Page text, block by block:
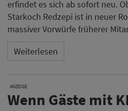
erfindet es sich ab sofort neu.
Starkoch Redzepi ist in neuer
massiver Vorwürfe früherer
Weiterlesen
ANZEIGE
Wenn Gäste mit